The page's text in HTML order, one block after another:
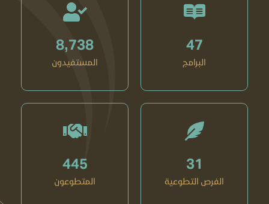
47
البرامج
8,738
المستفيدون
31
الفرص التطوعية
445
المتطوعون